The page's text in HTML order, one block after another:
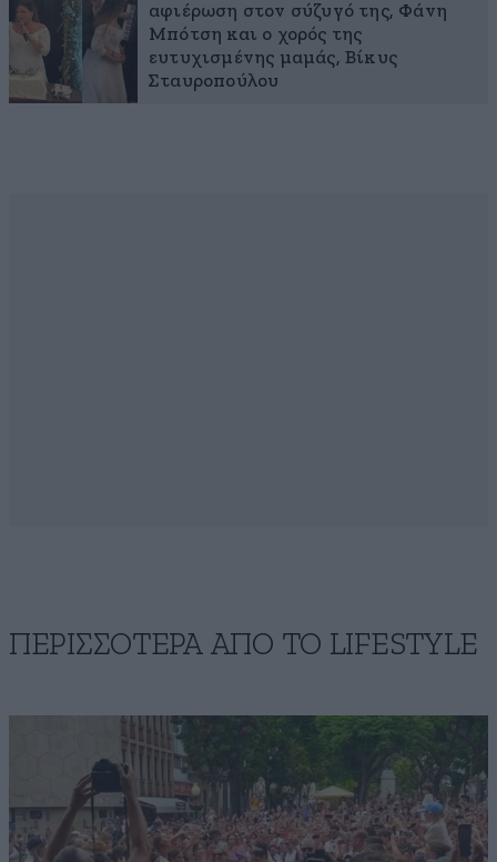
αφιέρωση στον σύζυγό της, Φάνη
Μπότση και ο χορός της
ευτυχισμένης μαμάς, Βίκυς
Σταυροπούλου
ΠΕΡΙΣΣΟΤΕΡΑ ΑΠΟ ΤΟ LIFESTYLE